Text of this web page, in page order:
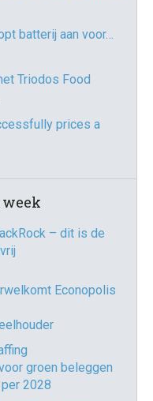
batterij aan voor…
Triodos Food
prices a
– dit is de
Econopolis
groen beleggen
2028